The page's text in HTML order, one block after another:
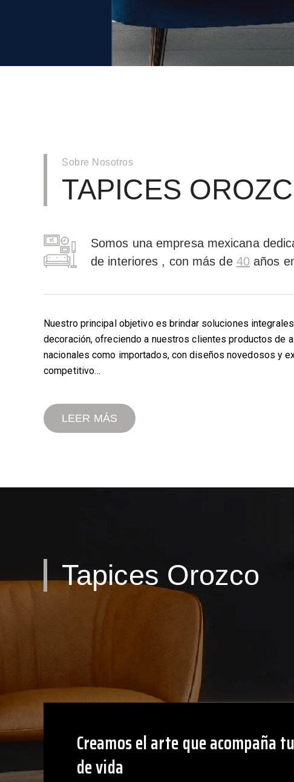
Sobre Nosotros
TAPICES
Somos una empresa mexicana
de interiores , con más de 40años
Nuestro principal objetivo es brindar soluciones
decoración, ofreciendo a nuestros clientes productos de
nacionales como importados, con diseños novedosos y
competitivo…
LEER MÁS
Tapices Orozco
Creamos el arte que acompaña
de vida